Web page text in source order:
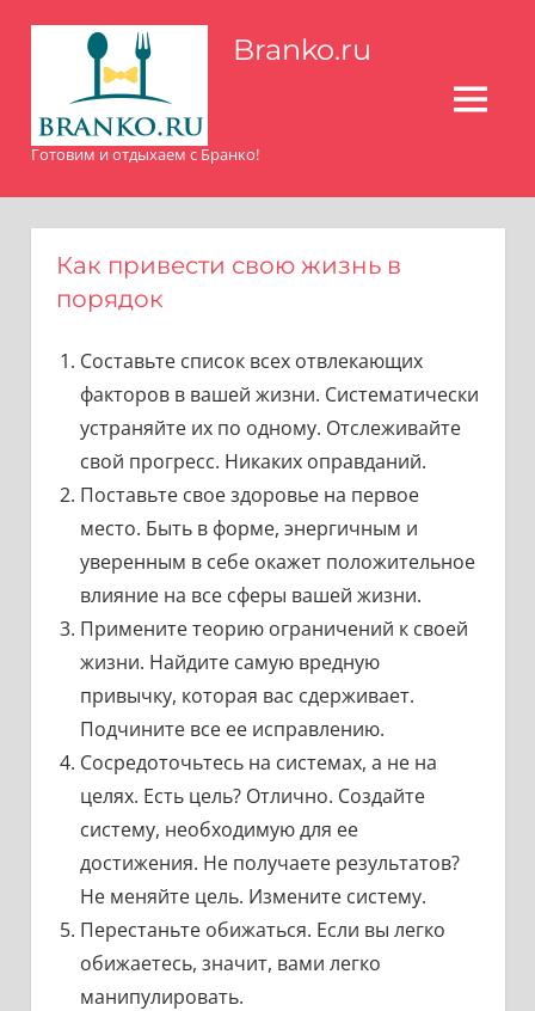
содержимому
Branko.ru
Готовим и отдыхаем с Бранко!
МЕНЮ
Как привести свою жизнь в
порядок
Составьте список всех отвлекающих
факторов в вашей жизни. Систематически
устраняйте их по одному. Отслеживайте
свой прогресс. Никаких оправданий.
Поставьте свое здоровье на первое
место. Быть в форме, энергичным и
уверенным в себе окажет положительное
влияние на все сферы вашей жизни.
Примените теорию ограничений к своей
жизни. Найдите самую вредную
привычку, которая вас сдерживает.
Подчините все ее исправлению.
Сосредоточьтесь на системах, а не на
целях. Есть цель? Отлично. Создайте
систему, необходимую для ее
достижения. Не получаете результатов?
Не меняйте цель. Измените систему.
Перестаньте обижаться. Если вы легко
обижаетесь, значит, вами легко
манипулировать.